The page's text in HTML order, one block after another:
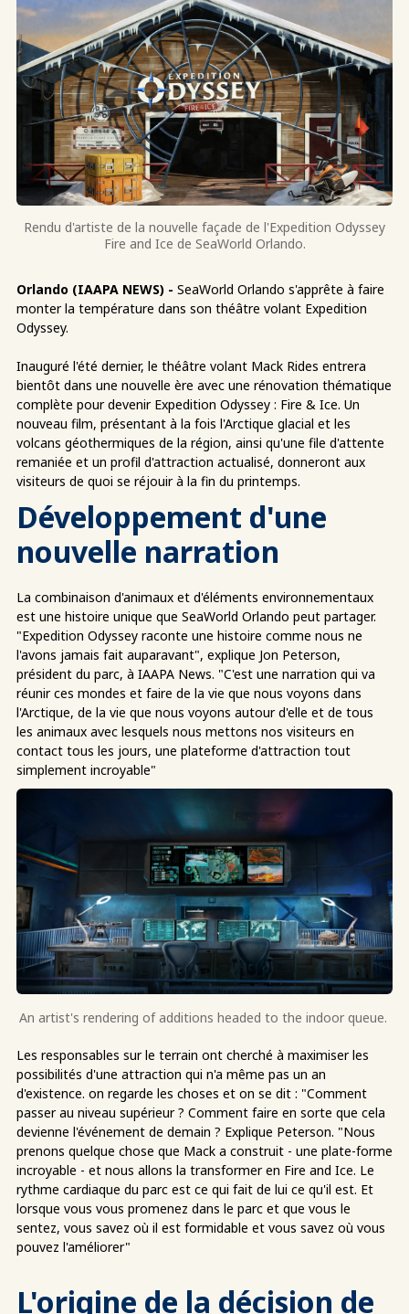
Rendu d'artiste de la nouvelle façade de l'Expedition Odyssey
Fire and Ice de SeaWorld Orlando.
Orlando (IAAPA NEWS) - SeaWorld Orlando s'apprête à faire
monter la température dans son théâtre volant Expedition
Odyssey.
Inauguré l'été dernier, le théâtre volant Mack Rides entrera
bientôt dans une nouvelle ère avec une rénovation thématique
complète pour devenir Expedition Odyssey : Fire & Ice. Un
nouveau film, présentant à la fois l'Arctique glacial et les
volcans géothermiques de la région, ainsi qu'une file d'attente
remaniée et un profil d'attraction actualisé, donneront aux
visiteurs de quoi se réjouir à la fin du printemps.
Développement d'une
nouvelle narration
La combinaison d'animaux et d'éléments environnementaux
est une histoire unique que SeaWorld Orlando peut partager.
"Expedition Odyssey raconte une histoire comme nous ne
l'avons jamais fait auparavant", explique Jon Peterson,
président du parc, à IAAPA News. "C'est une narration qui va
réunir ces mondes et faire de la vie que nous voyons dans
l'Arctique, de la vie que nous voyons autour d'elle et de tous
les animaux avec lesquels nous mettons nos visiteurs en
contact tous les jours, une plateforme d'attraction tout
simplement incroyable"
An artist's rendering of additions headed to the indoor queue.
Les responsables sur le terrain ont cherché à maximiser les
possibilités d'une attraction qui n'a même pas un an
d'existence. on regarde les choses et on se dit : "Comment
passer au niveau supérieur ? Comment faire en sorte que cela
devienne l'événement de demain ? Explique Peterson. "Nous
prenons quelque chose que Mack a construit - une plate-forme
incroyable - et nous allons la transformer en Fire and Ice. Le
rythme cardiaque du parc est ce qui fait de lui ce qu'il est. Et
lorsque vous vous promenez dans le parc et que vous le
sentez, vous savez où il est formidable et vous savez où vous
pouvez l'améliorer"
L'origine de la décision de